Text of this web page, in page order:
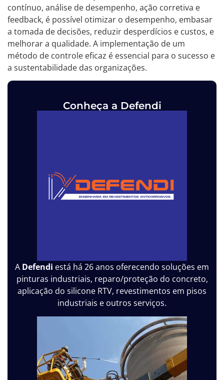
contínuo, análise de desempenho, ação corretiva e
feedback, é possível otimizar o desempenho, embasar
a tomada de decisões, reduzir desperdícios e custos, e
melhorar a qualidade. A implementação de um
método de controle eficaz é essencial para o sucesso e
a sustentabilidade das organizações.
Conheça a Defendi
A Defendi está há 26 anos oferecendo soluções em
pinturas industriais, reparo/proteção do concreto,
aplicação do silicone RTV, revestimentos em pisos
industriais e outros serviços.